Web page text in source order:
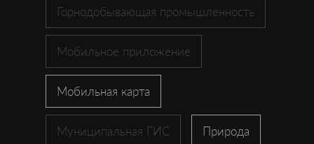
Горнодобывающая промышленность
Мобильное приложение
Мобильная карта
Муниципальная ГИС Природа